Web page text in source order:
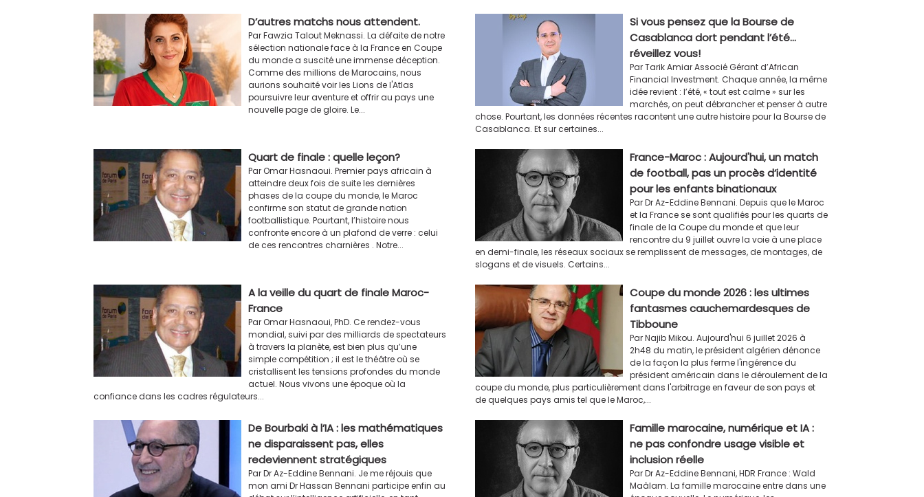
D’autres matchs nous attendent.
Par Fawzia Talout Meknassi. La défaite de notre
sélection nationale face à la France en Coupe
du monde a suscité une immense déception.
Comme des millions de Marocains, nous
aurions souhaité voir les Lions de l'Atlas
poursuivre leur aventure et offrir au pays une
nouvelle page de gloire. Le...
Si vous pensez que la Bourse de
Casablanca dort pendant l’été…
réveillez vous!
Par Tarik Amiar Associé Gérant d’African
Financial Investment. Chaque année, la même
idée revient : l’été, « tout est calme » sur les
marchés, on peut débrancher et penser à autre
chose. Pourtant, les données récentes racontent une autre histoire pour la Bourse de
Casablanca. Et sur certaines...
Quart de finale : quelle leçon?
Par Omar Hasnaoui. Premier pays africain à
atteindre deux fois de suite les dernières
phases de la coupe du monde, le Maroc
confirme son statut de grande nation
footballistique. Pourtant, l’histoire nous
confronte encore à un plafond de verre : celui
de ces rencontres charnières . Notre...
France-Maroc : Aujourd'hui, un match
de football, pas un procès d’identité
pour les enfants binationaux
Par Dr Az-Eddine Bennani. Depuis que le Maroc
et la France se sont qualifiés pour les quarts de
finale de la Coupe du monde et que leur
rencontre du 9 juillet ouvre la voie à une place
en demi-finale, les réseaux sociaux se remplissent de messages, de montages, de
slogans et de visuels. Certains...
A la veille du quart de finale Maroc-
France
Par Omar Hasnaoui, PhD. Ce rendez-vous
mondial, suivi par des milliards de spectateurs
à travers la planète, est bien plus qu’une
simple compétition ; il est le théâtre où se
cristallisent les tensions profondes du monde
actuel. Nous vivons une époque où la
confiance dans les cadres régulateurs...
Coupe du monde 2026 : les ultimes
fantasmes cauchemardesques de
Tibboune
Par Najib Mikou. Aujourd'hui 6 juillet 2026 à
2h48 du matin, le président algérien dénonce
de la façon la plus ferme l'ingérence du
président américain dans le déroulement de la
coupe du monde, plus particulièrement dans l'arbitrage en faveur de son pays et
de quelques pays amis tel que le Maroc,...
De Bourbaki à l’IA : les mathématiques
ne disparaissent pas, elles
redeviennent stratégiques
Par Dr Az-Eddine Bennani. Je me réjouis que
mon ami Dr Hassan Bennani participe enfin au
Famille marocaine, numérique et IA :
ne pas confondre usage visible et
inclusion réelle
Par Dr Az-Eddine Bennani, HDR France : Wald
Maâlam. La famille marocaine entre dans une